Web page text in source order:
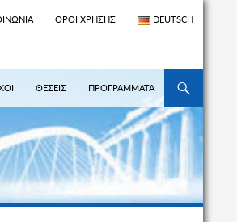
ΌΡΟΙ ΧΡΉΣΗΣ DEUTSCH
ΘΕΣΕΙΣ ΠΡΟΓΡΑΜΜΑΤΑ